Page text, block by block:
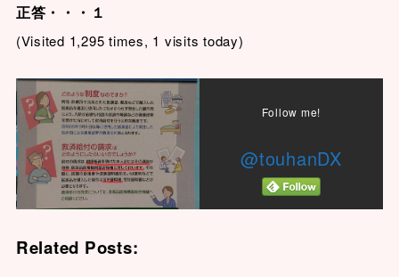
正答・・・１
(Visited 1,295 times, 1 visits today)
Follow me!
@touhanDX
Related Posts: